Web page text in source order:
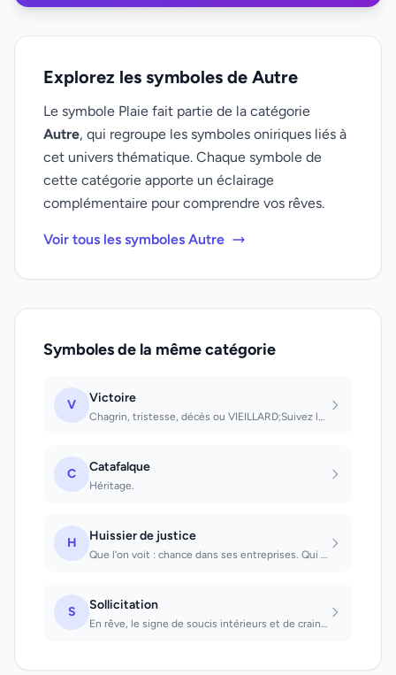
Explorez les symboles de Autre
Le symbole Plaie fait partie de la catégorie
Autre, qui regroupe les symboles oniriques liés à
cet univers thématique. Chaque symbole de
cette catégorie apporte un éclairage
complémentaire pour comprendre vos rêves.
Voir tous les symboles Autre
Symboles de la même catégorie
V Victoire
Chagrin, tristesse, décès ou VIEILLARD;Suivez les conseils que l'on va vous donn...
C Catafalque
Héritage.
H Huissier de justice
Que l'on voit : chance dans ses entreprises. Qui procède à une saisie à vos dépe...
S Sollicitation
En rêve, le signe de soucis intérieurs et de craintes secrètes.